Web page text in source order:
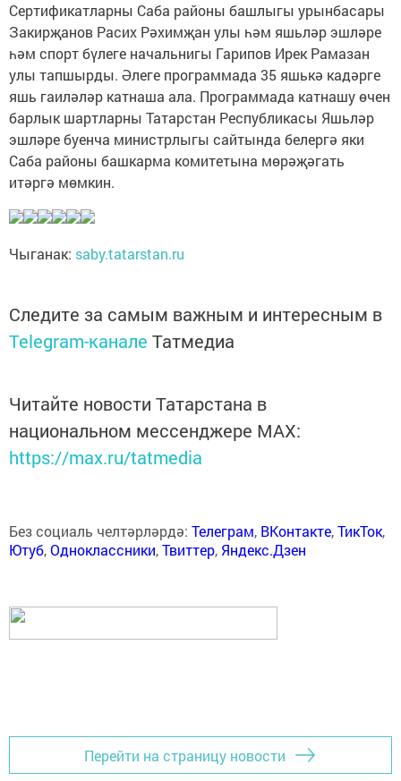
Сертификатларны Саба районы башлыгы урынбасары
Закирҗанов Расих Рәхимҗан улы һәм яшьләр эшләре
һәм спорт бүлеге начальнигы Гарипов Ирек Рамазан
улы тапшырды. Әлеге программада 35 яшькә кадәрге
яшь гаиләләр катнаша ала. Программада катнашу өчен
барлык шартларны Татарстан Республикасы Яшьләр
эшләре буенча министрлыгы сайтында белергә яки
Саба районы башкарма комитетына мөрәҗәгать
итәргә мөмкин.
Чыганак: saby.tatarstan.ru
Следите за самым важным и интересным в
Telegram-канале Татмедиа
Читайте новости Татарстана в
национальном мессенджере MАХ:
https://max.ru/tatmedia
Без социаль челтәрләрдә: Телеграм, ВКонтакте,ТикТок,
Ютуб,Одноклассники,Твиттер, Яндекс.Дзен
Перейти на страницу новости